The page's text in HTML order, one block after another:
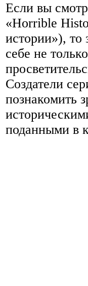
Если вы
«Horrible
истории»), то
себе не
Создатели
познакомить
поданными в